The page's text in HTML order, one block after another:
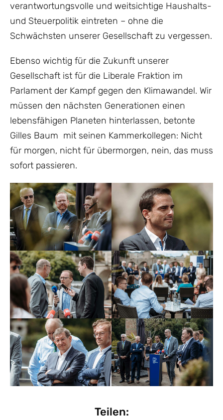
verantwortungsvolle und weitsichtige Haushalts-
und Steuerpolitik eintreten – ohne die
Schwächsten unserer Gesellschaft zu vergessen.
Ebenso wichtig für die Zukunft unserer
Gesellschaft ist für die Liberale Fraktion im
Parlament der Kampf gegen den Klimawandel. Wir
müssen den nächsten Generationen einen
lebensfähigen Planeten hinterlassen, betonte
Gilles Baum mit seinen Kammerkollegen: Nicht
für morgen, nicht für übermorgen, nein, das muss
sofort passieren.
Teilen: